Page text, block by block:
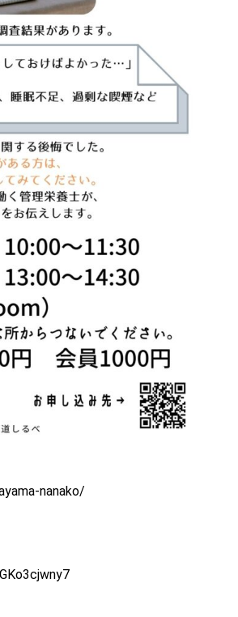
nanako/